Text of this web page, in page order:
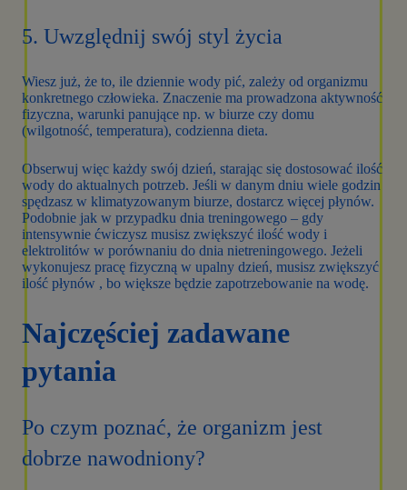
5. Uwzględnij swój styl życia
Wiesz już, że to, ile dziennie wody pić, zależy od organizmu
konkretnego człowieka. Znaczenie ma prowadzona aktywność
fizyczna, warunki panujące np. w biurze czy domu
(wilgotność, temperatura), codzienna dieta.
Obserwuj więc każdy swój dzień, starając się dostosować ilość
wody do aktualnych potrzeb. Jeśli w danym dniu wiele godzin
spędzasz w klimatyzowanym biurze, dostarcz więcej płynów.
Podobnie jak w przypadku dnia treningowego – gdy
intensywnie ćwiczysz musisz zwiększyć ilość wody i
elektrolitów w porównaniu do dnia nietreningowego. Jeżeli
wykonujesz pracę fizyczną w upalny dzień, musisz zwiększyć
ilość płynów , bo większe będzie zapotrzebowanie na wodę.
Najczęściej zadawane
pytania
Po czym poznać, że organizm jest
dobrze nawodniony?